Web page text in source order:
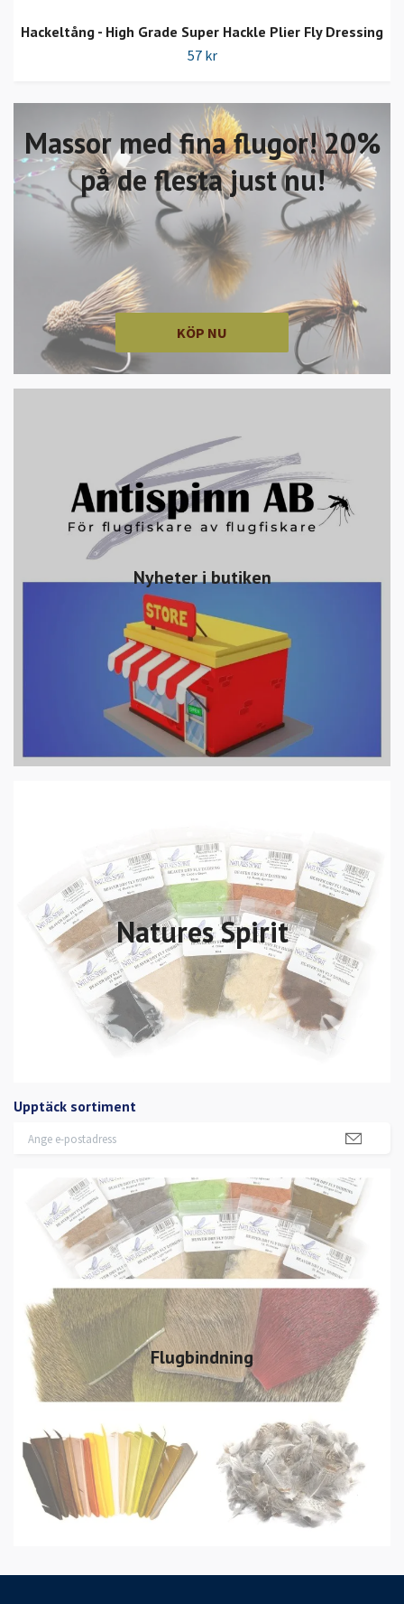
Massor med fina flugor! 20%
på de flesta just nu!
KÖP NU
Nyheter i butiken
Natures Spirit
Upptäck sortiment
Flugbindning
Hackeltång - High Grade Super Hackle Plier Fly Dressing
57 kr